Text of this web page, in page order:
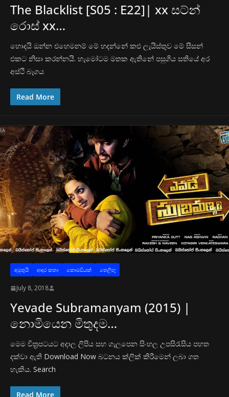
The Blacklist [S05 : E22]| xx සට්න්
රොස් xx…
හොදයි ඔන්න එහෙමනම් මේ හදන්නේ කළු ලැයිස්තුව මේ සීසන්
එකට නිසා කරන්නයි. හැමෝටම මතක ඇතිනේ පසුගිය සතියේ අර
අස්ථි බෑගය
Read More
අමුතුයි ආද‍ර කතා කොමඩියක් තෙලිඟු
July 8, 2018
Yevade Subramanyam (2015) |
නොමියෙන මිතුදම…
මෙම චිත්‍රපටයට අදාල ලිපිය සහ ගැලපෙන සිංහල උපසිරැසිය පහත
දක්වා ඇති Download Now බටනය ක්ලික් කිරීමෙන් ලබා ගත
හැකිය. Search
Read More